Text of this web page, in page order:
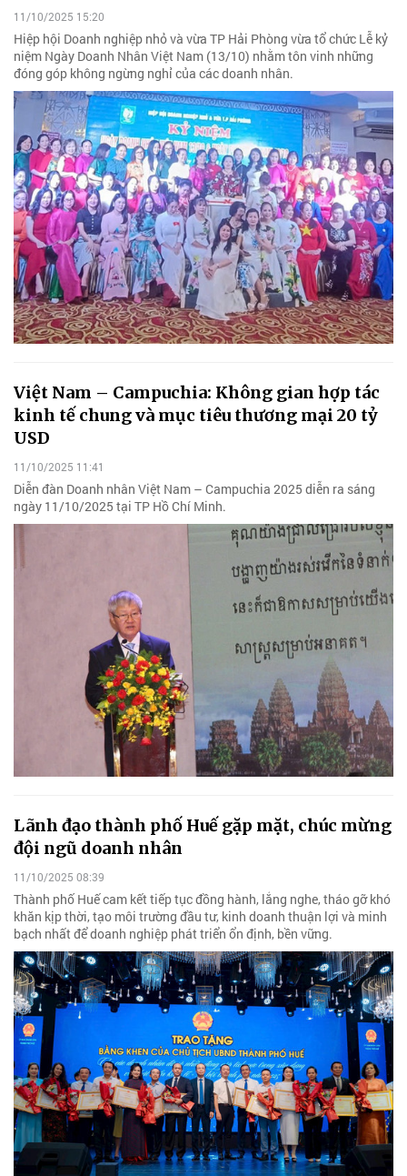
11/10/2025 15:20
Hiệp hội Doanh nghiệp nhỏ và vừa TP Hải Phòng vừa tổ chức Lễ kỷ
niệm Ngày Doanh Nhân Việt Nam (13/10) nhằm tôn vinh những
đóng góp không ngừng nghỉ của các doanh nhân.
Việt Nam – Campuchia: Không gian hợp tác
kinh tế chung và mục tiêu thương mại 20 tỷ
USD
11/10/2025 11:41
Diễn đàn Doanh nhân Việt Nam – Campuchia 2025 diễn ra sáng
ngày 11/10/2025 tại TP Hồ Chí Minh.
Lãnh đạo thành phố Huế gặp mặt, chúc mừng
đội ngũ doanh nhân
11/10/2025 08:39
Thành phố Huế cam kết tiếp tục đồng hành, lắng nghe, tháo gỡ khó
khăn kịp thời, tạo môi trường đầu tư, kinh doanh thuận lợi và minh
bạch nhất để doanh nghiệp phát triển ổn định, bền vững.